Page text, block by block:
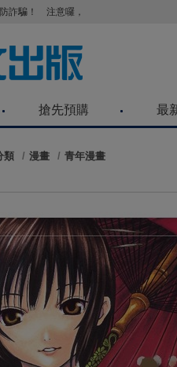
詐騙！ 注意囉，不要被騙了！請各位
搶先預購 最
類 漫畫 青年漫畫